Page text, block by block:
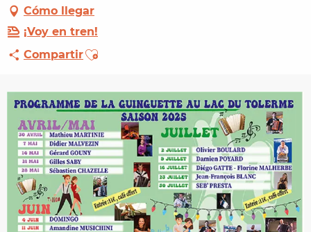
Cómo llegar
¡Voy en tren!
CompartirAjouter aux favoris